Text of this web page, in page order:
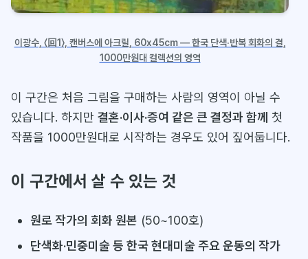
이광수, 〈回1〉, 캔버스에 아크릴, 60x45cm — 한국 단색·반복 회화의 결,
1000만원대 컬렉션의 영역
이 구간은 처음 그림을 구매하는 사람의 영역이 아닐 수
있습니다. 하지만 결혼·이사·증여 같은 큰 결정과 함께 첫
작품을 1000만원대로 시작하는 경우도 있어 짚어둡니다.
이 구간에서 살 수 있는 것
원로 작가의 회화 원본 (50~100호)
단색화·민중미술 등 한국 현대미술 주요 운동의 작가